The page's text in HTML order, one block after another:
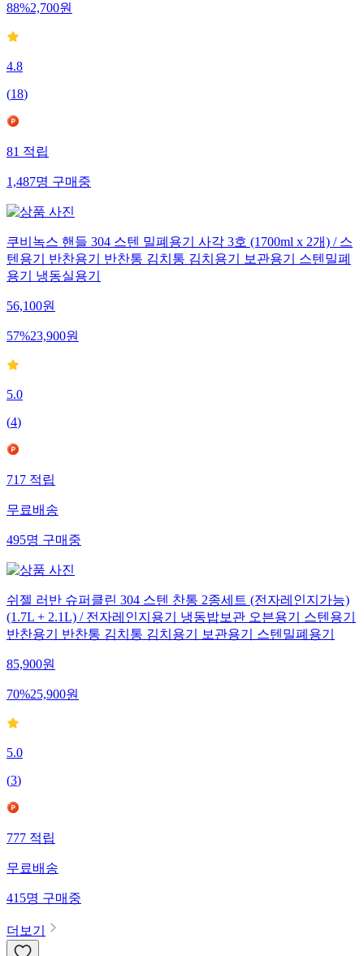
88%2,700원
4.8
(18)
81 적립
1,487명 구매중
쿠비녹스 핸들 304 스텐 밀폐용기 사각 3호 (1700ml x 2개) / 스
텐용기 반찬용기 반찬통 김치통 김치용기 보관용기 스텐밀폐
용기 냉동실용기
56,100원
57%23,900원
5.0
(4)
717 적립
무료배송
495명 구매중
쉬젤 러반 슈퍼클린 304 스텐 찬통 2종세트 (전자레인지가능)
(1.7L + 2.1L) / 전자레인지용기 냉동밥보관 오븐용기 스텐용기
반찬용기 반찬통 김치통 김치용기 보관용기 스텐밀폐용기
85,900원
70%25,900원
5.0
(3)
777 적립
무료배송
415명 구매중
더보기